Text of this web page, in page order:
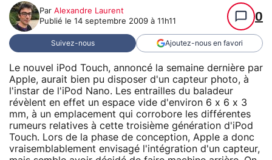
Par Alexandre Laurent
Publié le 14 septembre 2009 à 11h11 0
Suivez-nous Ajoutez-nous en favori
Le nouvel iPod Touch, annoncé la semaine dernière par
Apple, aurait bien pu disposer d'un capteur photo, à
l'instar de l'iPod Nano. Les entrailles du baladeur
révèlent en effet un espace vide d'environ 6 x 6 x 3
mm, à un emplacement qui corrobore les différentes
rumeurs relatives à cette troisième génération d'iPod
Touch. Lors de la phase de conception, Apple a donc
vraisemblablement envisagé l'intégration d'un capteur,